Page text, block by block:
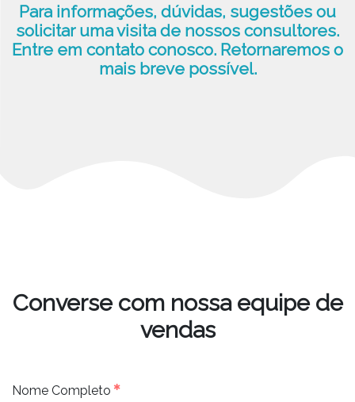
Para informações, dúvidas, sugestões ou
solicitar uma visita de nossos consultores.
Entre em contato conosco. Retornaremos o
mais breve possível.
Converse com nossa equipe de
vendas
Nome Completo ✱